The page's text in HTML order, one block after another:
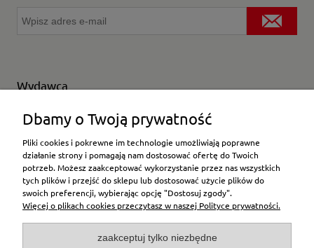
Wydawca
Wybierz producenta
Moje konto
Płatności i dostawa
Dbamy o Twoją prywatność
Pliki cookies i pokrewne im technologie umożliwiają poprawne
działanie strony i pomagają nam dostosować ofertę do Twoich
potrzeb. Możesz zaakceptować wykorzystanie przez nas wszystkich
tych plików i przejść do sklepu lub dostosować użycie plików do
swoich preferencji, wybierając opcję "Dostosuj zgody".
Więcej o plikach cookies przeczytasz w naszej Polityce prywatności.
zaakceptuj tylko niezbędne